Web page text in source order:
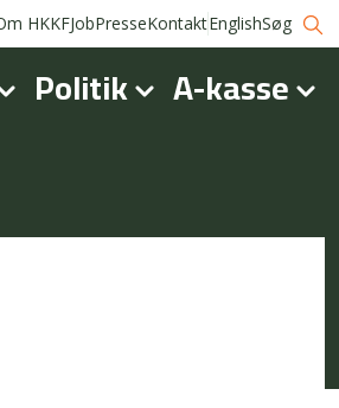
HKKFJobPresseKontaktEnglishSøg
Politik A-kasse